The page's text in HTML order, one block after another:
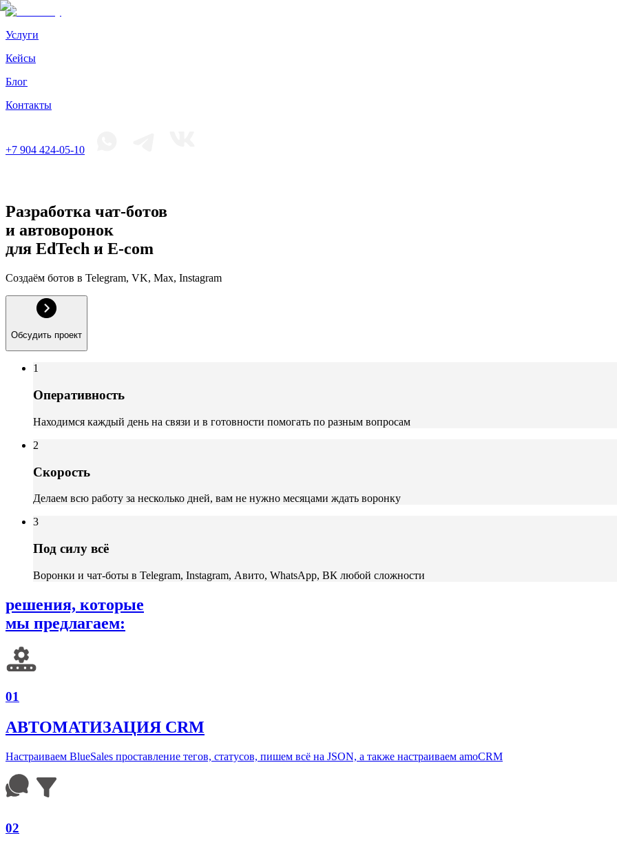
Услуги
Кейсы
Блог
Контакты
+7 904 424-05-10
Разработка чат-ботов
и автоворонок
для EdTech и E-com
Создаём ботов в Telegram, VK, Max, Instagram
Обсудить проект
1
Оперативность
Находимся каждый день на связи и в готовности помогать по разным вопросам
2
Скорость
Делаем всю работу за несколько дней, вам не нужно месяцами ждать воронку
3
Под силу всё
Воронки и чат-боты в Telegram, Instagram, Авито, WhatsApp, ВК любой сложности
решения, которые
мы предлагаем:
01
АВТОМАТИЗАЦИЯ CRM
Настраиваем BlueSales проставление тегов, статусов, пишем всё на JSON, а также настраиваем amoCRM
02